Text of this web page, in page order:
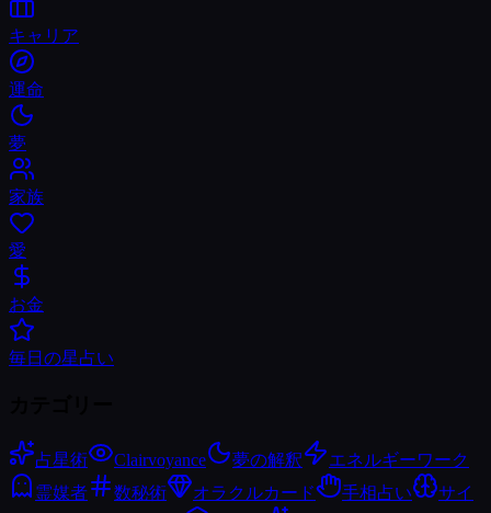
キャリア
運命
夢
家族
愛
お金
毎日の星占い
占星術 Clairvoyance 夢の解釈
エネルギーワーク
霊媒者
数秘術 オラクルカード 手相占い
サイ